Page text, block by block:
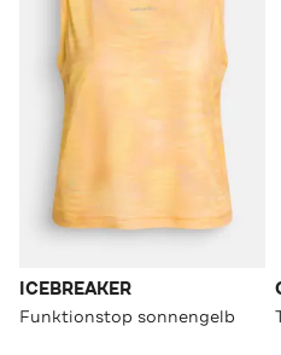
ICEBREAKER
Funktionstop sonnengelb